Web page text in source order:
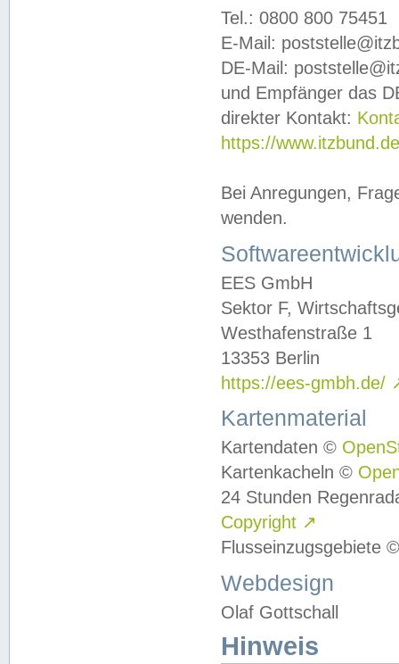
Tel.: 0800 800 75451
E-Mail:
DE-Mail:
und Empfänger das
direkter Kontakt:
https://
Bei Anregungen,
wenden.
EES GmbH
Sektor F,
Westhafenstraße 1
13353 Berlin
https://ees-gmbh.de/
Kartenmaterial
Kartendaten ©
Kartenkacheln ©
24 Stunden
Copyright ↗
Flusseinzugsgebiete
Webdesign
Olaf Gottschall
Hinweis